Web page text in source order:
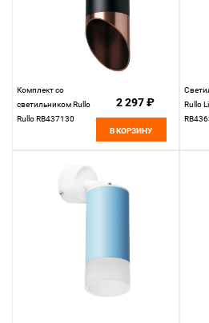
Комплект со
светильником Rullo
Rullo RB437130
2 297 ₽
В КОРЗИНУ
Rullo